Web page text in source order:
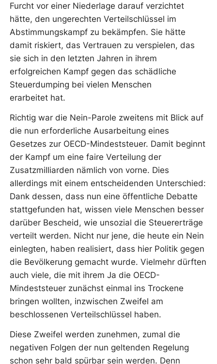
Furcht vor einer Niederlage darauf verzichtet
hätte, den ungerechten Verteilschlüssel im
Abstimmungskampf zu bekämpfen. Sie hätte
damit riskiert, das Vertrauen zu verspielen, das
sie sich in den letzten Jahren in ihrem
erfolgreichen Kampf gegen das schädliche
Steuerdumping bei vielen Menschen
erarbeitet hat.
Richtig war die Nein-Parole zweitens mit Blick auf
die nun erforderliche Ausarbeitung eines
Gesetzes zur OECD-Mindeststeuer. Damit beginnt
der Kampf um eine faire Verteilung der
Zusatzmilliarden nämlich von vorne. Dies
allerdings mit einem entscheidenden Unterschied:
Dank dessen, dass nun eine öffentliche Debatte
stattgefunden hat, wissen viele Menschen besser
darüber Bescheid, wie unsozial die Steuererträge
verteilt werden. Nicht nur jene, die heute ein Nein
einlegten, haben realisiert, dass hier Politik gegen
die Bevölkerung gemacht wurde. Vielmehr dürften
auch viele, die mit ihrem Ja die OECD-
Mindeststeuer zunächst einmal ins Trockene
bringen wollten, inzwischen Zweifel am
beschlossenen Verteilschlüssel haben.
Diese Zweifel werden zunehmen, zumal die
negativen Folgen der nun geltenden Regelung
schon sehr bald spürbar sein werden. Denn